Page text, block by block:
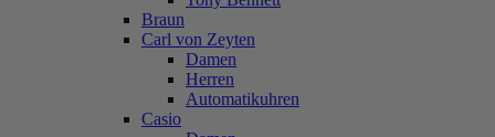
Braun
Carl von Zeyten
Damen
Herren
Automatikuhren
Casio